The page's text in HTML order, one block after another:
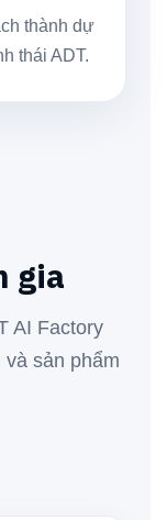
thành dự
thái ADT.
gia
AI Factory
sản phẩm